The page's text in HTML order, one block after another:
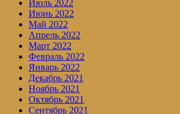
Июль 2022
Июнь 2022
Май 2022
Апрель 2022
Март 2022
Февраль 2022
Январь 2022
Декабрь 2021
Ноябрь 2021
Октябрь 2021
Сентябрь 2021